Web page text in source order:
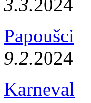
3.3.2024
Papoušci
9.2.2024
Karneval